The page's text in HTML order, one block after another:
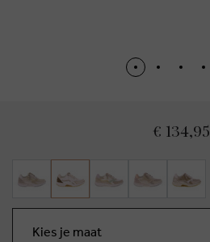
€ 134,95
Kies je maat